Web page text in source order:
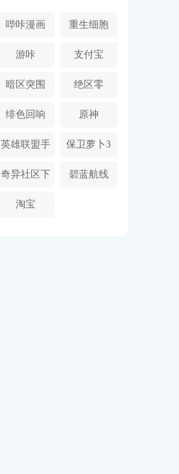
哔咔漫画
2024
重生细胞
游咔 支付宝
暗区突围 绝区零
绯色回响 原神
英雄联盟手
游
保卫萝卜3
奇异社区下
载安装
碧蓝航线
淘宝